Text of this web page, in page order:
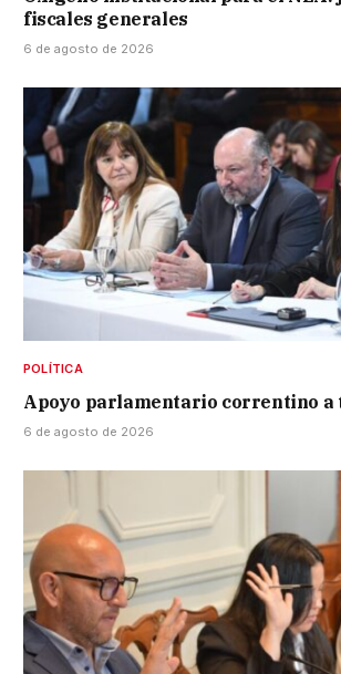
fiscales generales
6 de agosto de 2026
POLÍTICA
Apoyo parlamentario correntino a
6 de agosto de 2026